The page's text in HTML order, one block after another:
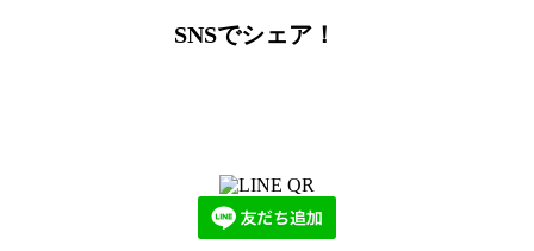
SNSでシェア！